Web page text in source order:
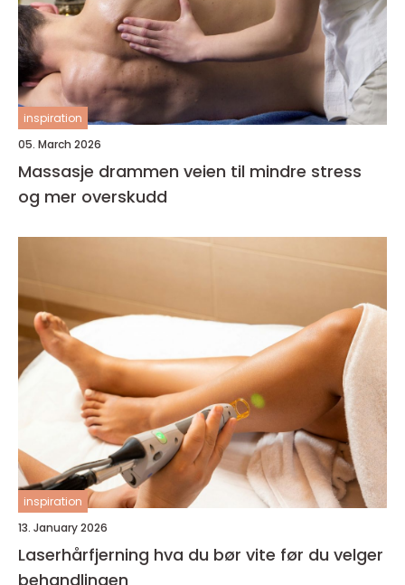
inspiration
05. March 2026
Massasje drammen veien til mindre stress
og mer overskudd
inspiration
13. January 2026
Laserhårfjerning hva du bør vite før du velger
behandlingen